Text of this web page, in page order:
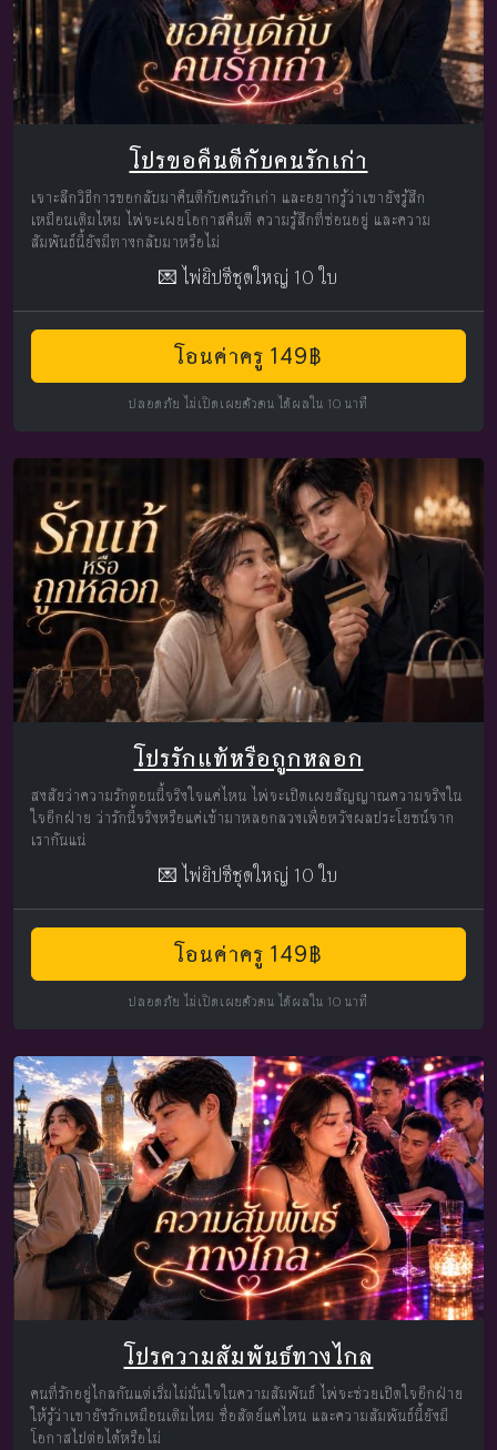
โปรขอคืนดีกับคนรักเก่า
เจาะลึกวิธีการขอกลับมาคืนดีกับคนรักเก่า และอยากรู้ว่าเขายังรู้สึก
เหมือนเดิมไหม ไพ่จะเผยโอกาสคืนดี ความรู้สึกที่ซ่อนอยู่ และความ
สัมพันธ์นี้ยังมีทางกลับมาหรือไม่
💌 ไพ่ยิปซีชุดใหญ่ 10 ใบ
โอนค่าครู 149฿
ปลอดภัย ไม่เปิดเผยตัวตน ได้ผลใน 10 นาที
โปรรักแท้หรือถูกหลอก
สงสัยว่าความรักตอนนี้จริงใจแค่ไหน ไพ่จะเปิดเผยสัญญาณความจริงใน
ใจอีกฝ่าย ว่ารักนี้จริงหรือแค่เข้ามาหลอกลวงเพื่อหวังผลประโยชน์จาก
เรากันแน่
💌 ไพ่ยิปซีชุดใหญ่ 10 ใบ
โอนค่าครู 149฿
ปลอดภัย ไม่เปิดเผยตัวตน ได้ผลใน 10 นาที
โปรความสัมพันธ์ทางไกล
คนที่รักอยู่ไกลกันแต่เริ่มไม่มั่นใจในความสัมพันธ์ ไพ่จะช่วยเปิดใจอีกฝ่าย
ให้รู้ว่าเขายังรักเหมือนเดิมไหม ซื่อสัตย์แค่ไหน และความสัมพันธ์นี้ยังมี
โอกาสไปต่อได้หรือไม่